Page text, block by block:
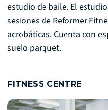
estudio de baile. El
sesiones de Reformer
acrobáticas. Cuenta con
suelo parquet.
FITNESS CENTRE